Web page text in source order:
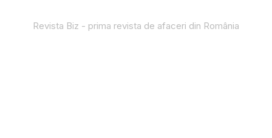
Revista Biz - prima revista de afaceri din România